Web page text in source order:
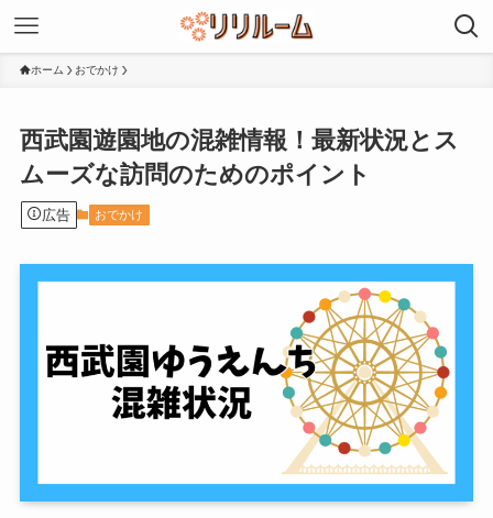
ホーム おでかけ
西武園遊園地の混雑情報！最新状況とス
ムーズな訪問のためのポイント
広告 おでかけ